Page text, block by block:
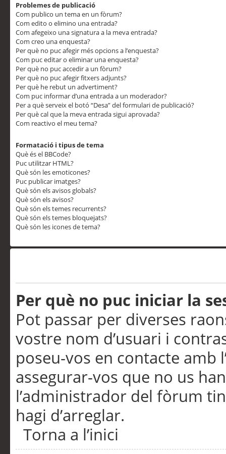
Problemes de publicació
Com publico un tema en un fòrum?
Com edito o elimino una entrada?
Com afegeixo una signatura a la meva entrada?
Com creo una enquesta?
Per què no puc afegir més opcions a l’enquesta?
Com puc editar o eliminar una enquesta?
Per què no puc accedir a un fòrum?
Per què no puc afegir fitxers adjunts?
Per què he rebut un advertiment?
Com puc informar d’una entrada a un moderador?
Per a què serveix el botó “Desa” del formulari de publicació?
Per què cal que la meva entrada sigui aprovada?
Com reactivo el meu tema?
Formatació i tipus de tema
Què és el BBCode?
Puc utilitzar HTML?
Què són les emoticones?
Puc publicar imatges?
Què són els avisos globals?
Què són els avisos?
Què són els temes recurrents?
Què són els temes bloquejats?
Què són les icones de tema?
Per què no puc iniciar la
Pot passar per diverses
vostre nom d’usuari i
poseu-vos en contacte
assegurar-vos que no us
l’administrador del fòrum
hagi d’arreglar.
Torna a l’inici